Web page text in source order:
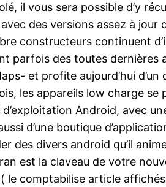
il vous sera possible d’y
des versions assez à jour
constructeurs continuent
parfois des toutes dernières
et profite aujourd’hui d’un
les appareils low charge se
Android, avec
d’une boutique
des divers android qu’il
est la claveau de votre
le comptabilise article